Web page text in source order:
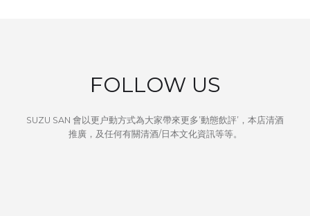
FOLLOW US
SUZU SAN 會以更户動方式為大家帶來更多’動態飲評’，本店清酒
推廣，及任何有關清酒/日本文化資訊等等。